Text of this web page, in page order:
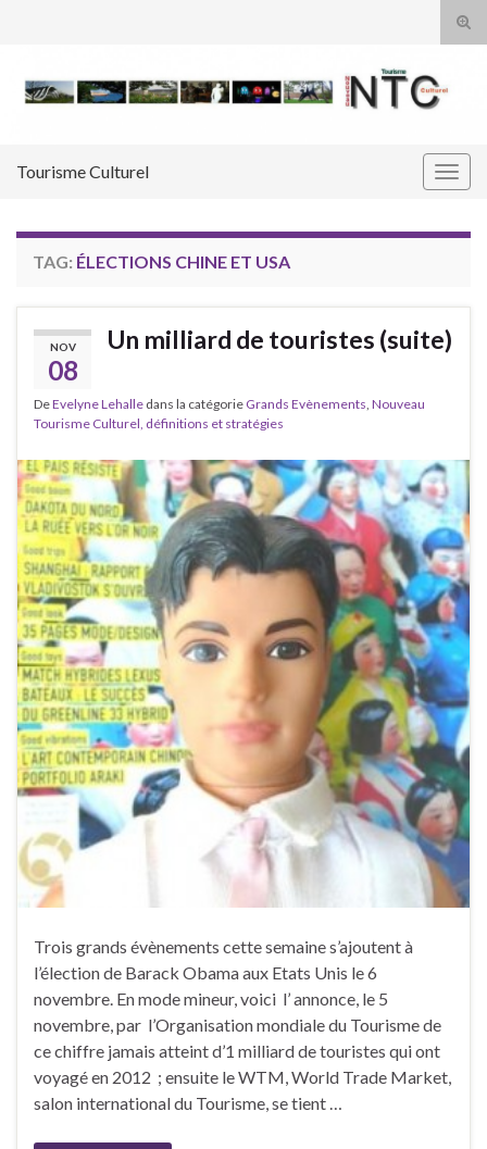
Tourisme Culturel
TAG: ÉLECTIONS CHINE ET USA
NOV
08
Un milliard de touristes (suite)
DeEvelyne Lehalle dans la catégorie Grands Evènements, Nouveau
Tourisme Culturel, définitions et stratégies
Trois grands évènements cette semaine s’ajoutent à
l’élection de Barack Obama aux Etats Unis le 6
novembre. En mode mineur, voici l’ annonce, le 5
novembre, par l’Organisation mondiale du Tourisme de
ce chiffre jamais atteint d’1 milliard de touristes qui ont
voyagé en 2012 ; ensuite le WTM, World Trade Market,
salon international du Tourisme, se tient …